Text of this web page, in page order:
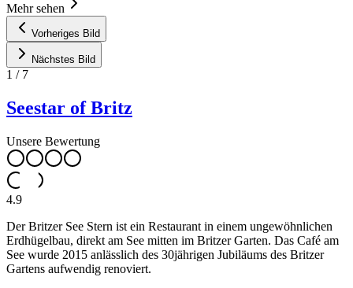
Mehr sehen
Vorheriges Bild
Nächstes Bild
1 / 7
Seestar of Britz
Unsere Bewertung
4.9
Der Britzer See Stern ist ein Restaurant in einem ungewöhnlichen
Erdhügelbau, direkt am See mitten im Britzer Garten. Das Café am
See wurde 2015 anlässlich des 30jährigen Jubiläums des Britzer
Gartens aufwendig renoviert.